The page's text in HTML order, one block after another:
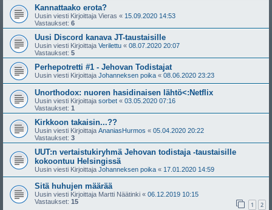
Kannattaako erota?
Uusin viesti Kirjoittaja Vieras « 15.09.2020 14:53
Vastaukset: 6
Uusi Discord kanava JT-taustaisille
Uusin viesti Kirjoittaja Verilettu « 08.07.2020 20:07
Vastaukset: 5
Perhepotretti #1 - Jehovan Todistajat
Uusin viesti Kirjoittaja Johanneksen poika « 08.06.2020 23:23
Unorthodox: nuoren hasidinaisen lähtö<:Netflix
Uusin viesti Kirjoittaja sorbet « 03.05.2020 07:16
Vastaukset: 1
Kirkkoon takaisin...??
Uusin viesti Kirjoittaja AnaniasHurmos « 05.04.2020 20:22
Vastaukset: 3
UUT:n vertaistukiryhmä Jehovan todistaja -taustaisille
kokoontuu Helsingissä
Uusin viesti Kirjoittaja Johanneksen poika « 17.01.2020 14:59
Sitä huhujen määrää
Uusin viesti Kirjoittaja Martti Näätinki « 06.12.2019 10:15
Vastaukset: 15 1 2